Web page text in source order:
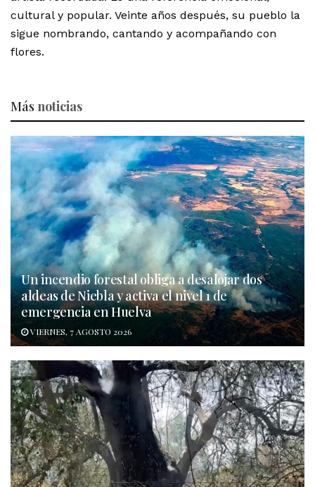
cultural y popular. Veinte años después, su pueblo la
sigue nombrando, cantando y acompañando con
flores.
Más noticias
Un incendio forestal obliga a desalojar dos
aldeas de Niebla y activa el nivel 1 de
emergencia en Huelva
VIERNES, 7 AGOSTO 2026